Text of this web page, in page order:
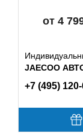
от 4
JAECOO
+7 (495)